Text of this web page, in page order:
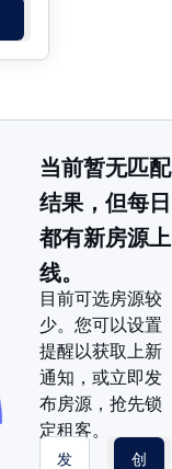
当前暂无匹配
结果，但每日
都有新房源上
线。
目前可选房源较
少。您可以设置
提醒以获取上新
通知，或立即发
布房源，抢先锁
定租客。
发
创